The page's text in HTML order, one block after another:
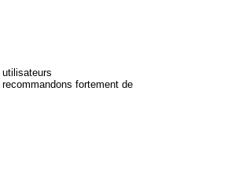
fortement de